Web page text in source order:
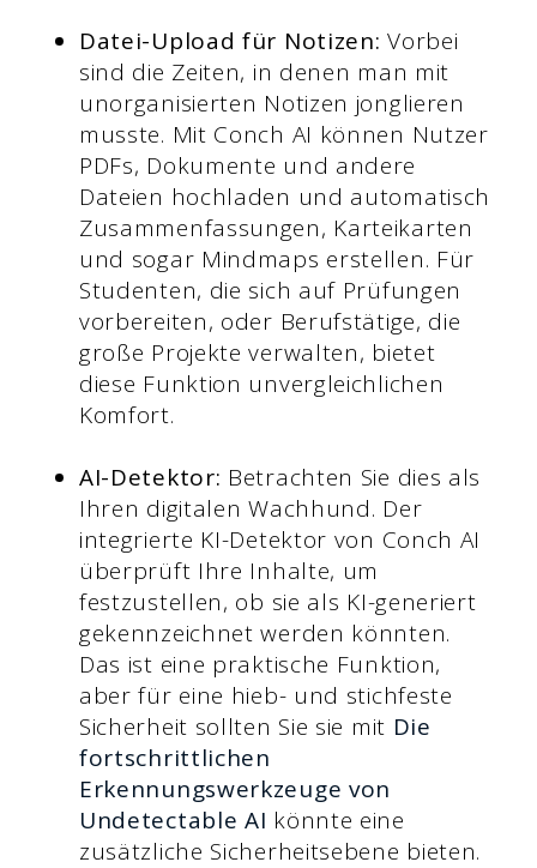
Datei-Upload für Notizen:Vorbei
sind die Zeiten, in denen man mit
unorganisierten Notizen jonglieren
musste. Mit Conch AI können Nutzer
PDFs, Dokumente und andere
Dateien hochladen und automatisch
Zusammenfassungen, Karteikarten
und sogar Mindmaps erstellen. Für
Studenten, die sich auf Prüfungen
vorbereiten, oder Berufstätige, die
große Projekte verwalten, bietet
diese Funktion unvergleichlichen
Komfort.
AI-Detektor: Betrachten Sie dies als
Ihren digitalen Wachhund. Der
integrierte KI-Detektor von Conch AI
überprüft Ihre Inhalte, um
festzustellen, ob sie als KI-generiert
gekennzeichnet werden könnten.
Das ist eine praktische Funktion,
aber für eine hieb- und stichfeste
Sicherheit sollten Sie sie mit Die
fortschrittlichen
Erkennungswerkzeuge von
Undetectable AI könnte eine
zusätzliche Sicherheitsebene bieten.